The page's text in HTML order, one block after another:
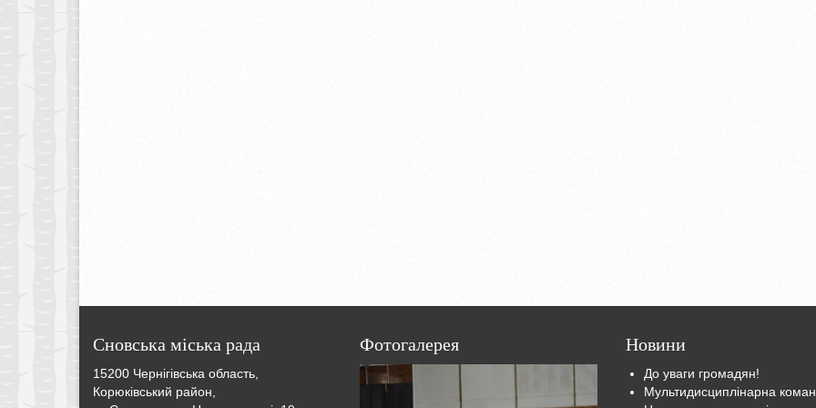
Сновська міська рада
15200 Чернігівська область,
Корюківський район,
Фотогалерея Новини
До уваги громадян!
Мультидисциплінарна